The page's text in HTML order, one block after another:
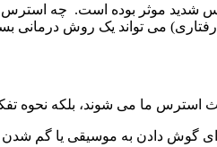
شدید موثر بوده است. چه استرس
می تواند یک روش درمانی
ما می شوند، بلکه نحوه
گوش دادن به موسیقی یا گم